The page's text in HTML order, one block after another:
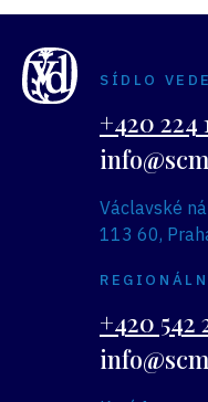
soutěže DESIGN VD
a 13. ročníku
INOVACE VD.
SÍDLO
+420 224
Václavské
113 60,
+420 542